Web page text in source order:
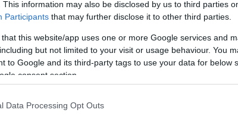
This information may also be disclosed by us to third parties
Participants that may further disclose it to other third parties.
that this website/app uses one or more Google services and
but not limited to your visit or usage behaviour. You
to Google and its third-party tags to use your data for below
consent section.
Data Processing Opt Outs
PR-CIKK-ELHELYEZÉS TÉLIKERT-ÉPÍTÉS
MÍTOSZ
és a honlapoptimalizálás